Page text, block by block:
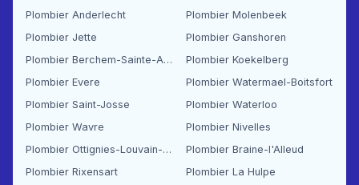
Plombier Anderlecht
Plombier Molenbeek
Plombier Jette
Plombier Ganshoren
Plombier Berchem-Sainte-Agathe
Plombier Koekelberg
Plombier Evere
Plombier Watermael-Boitsfort
Plombier Saint-Josse
Plombier Waterloo
Plombier Wavre
Plombier Nivelles
Plombier Ottignies-Louvain-la-Neuve
Plombier Braine-l'Alleud
Plombier Rixensart
Plombier La Hulpe